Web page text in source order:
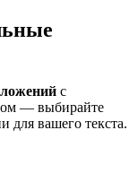
с
— выбирайте
для вашего текста.